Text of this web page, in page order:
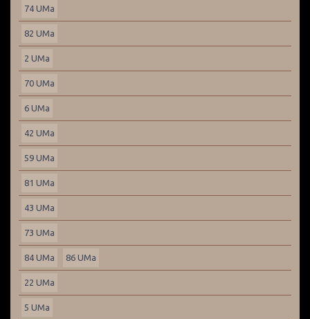
74 UMa
82 UMa
2 UMa
70 UMa
6 UMa
42 UMa
59 UMa
81 UMa
43 UMa
73 UMa
84 UMa 86 UMa
22 UMa
5 UMa